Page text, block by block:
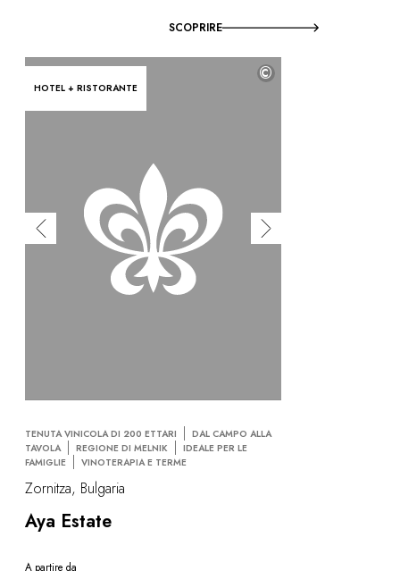
SCOPRIRE
HOTEL + RISTORANTE
©
TENUTA VINICOLA DI 200 ETTARI
DAL CAMPO ALLA
TAVOLA
REGIONE DI MELNIK
IDEALE PER LE
FAMIGLIE
VINOTERAPIA E TERME
Zornitza, Bulgaria
Aya Estate
A partire da